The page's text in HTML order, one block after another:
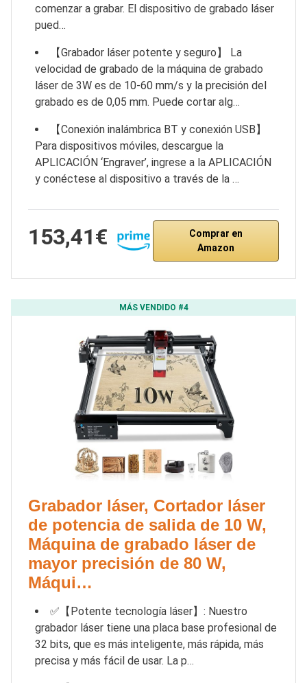
comenzar a grabar. El dispositivo de grabado láser
pued…
【Grabador láser potente y seguro】 La
velocidad de grabado de la máquina de grabado
láser de 3W es de 10-60 mm/s y la precisión del
grabado es de 0,05 mm. Puede cortar alg…
【Conexión inalámbrica BT y conexión USB】
Para dispositivos móviles, descargue la
APLICACIÓN ‘Engraver’, ingrese a la APLICACIÓN
y conéctese al dispositivo a través de la …
153,41€
Comprar en
Amazon
MÁS VENDIDO #4
Grabador láser, Cortador láser
de potencia de salida de 10 W,
Máquina de grabado láser de
mayor precisión de 80 W,
Máqui…
✅【Potente tecnología láser】: Nuestro
grabador láser tiene una placa base profesional de
32 bits, que es más inteligente, más rápida, más
precisa y más fácil de usar. La p…